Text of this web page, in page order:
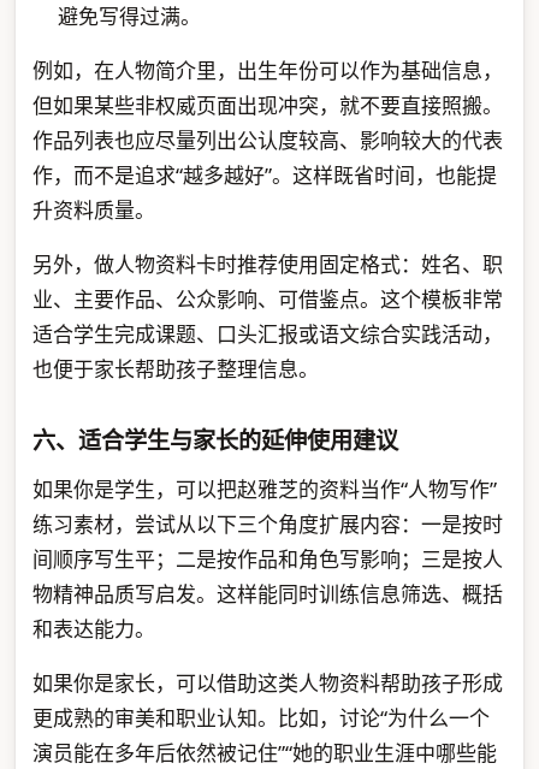
避免写得过满。
例如，在人物简介里，出生年份可以作为基础信息，
但如果某些非权威页面出现冲突，就不要直接照搬。
作品列表也应尽量列出公认度较高、影响较大的代表
作，而不是追求“越多越好”。这样既省时间，也能提
升资料质量。
另外，做人物资料卡时推荐使用固定格式：姓名、职
业、主要作品、公众影响、可借鉴点。这个模板非常
适合学生完成课题、口头汇报或语文综合实践活动，
也便于家长帮助孩子整理信息。
六、适合学生与家长的延伸使用建议
如果你是学生，可以把赵雅芝的资料当作“人物写作”
练习素材，尝试从以下三个角度扩展内容：一是按时
间顺序写生平；二是按作品和角色写影响；三是按人
物精神品质写启发。这样能同时训练信息筛选、概括
和表达能力。
如果你是家长，可以借助这类人物资料帮助孩子形成
更成熟的审美和职业认知。比如，讨论“为什么一个
演员能在多年后依然被记住”“她的职业生涯中哪些能